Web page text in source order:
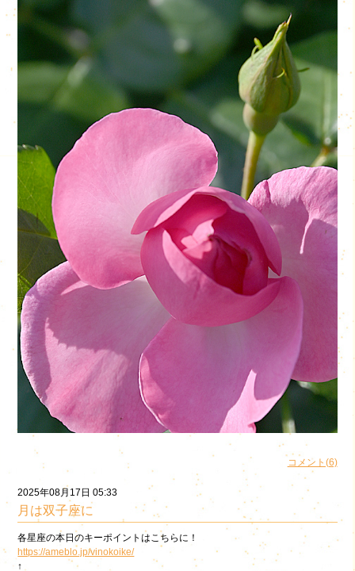
コメント(6)
2025年08月17日 05:33
月は双子座に
各星座の本日のキーポイントはこちらに！
https://ameblo.jp/vinokoike/
↑